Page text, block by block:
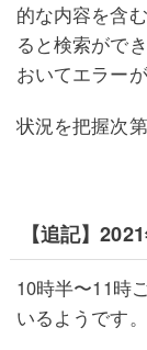
的な内容を含
ると検索がで
おいてエラー
状況を把握次
【追記】
10時半〜11時
いるようです。